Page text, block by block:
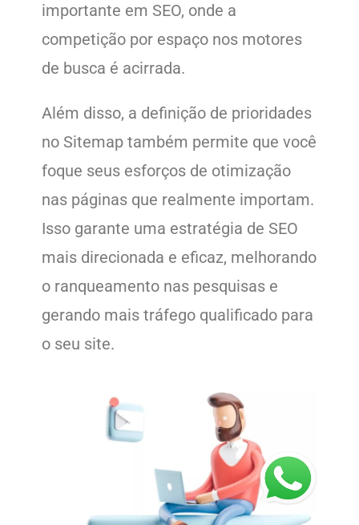
importante em SEO, onde a
competição por espaço nos motores
de busca é acirrada.
Além disso, a definição de prioridades
no Sitemap também permite que você
foque seus esforços de otimização
nas páginas que realmente importam.
Isso garante uma estratégia de SEO
mais direcionada e eficaz, melhorando
o ranqueamento nas pesquisas e
gerando mais tráfego qualificado para
o seu site.